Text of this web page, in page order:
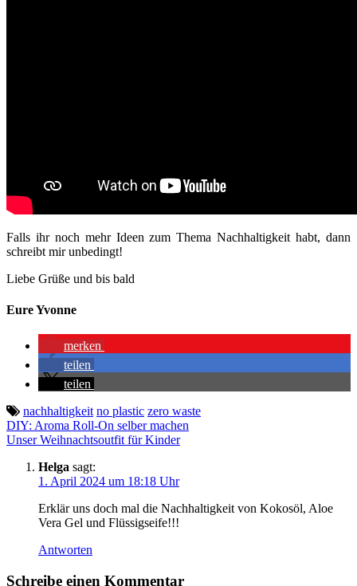
Falls ihr noch mehr Ideen zum Thema Nachhaltigkeit habt, dann
schreibt mir unbedingt!
Liebe Grüße und bis bald
Eure Yvonne
merken
teilen
teilen
nachhaltigkeit no plastic zero waste
Beitragsnavigation
DIY: Aroma Roll-On selber machen
Unser Weihnachtsoutfit für Kinder
Helga sagt:
1. April 2024 um 18:18 Uhr
Erklär uns doch mal die Nachhaltigkeit von Kokosöl, Aloe
Vera Gel und Flüssigseife!!!
Antworten
Schreibe einen Kommentar